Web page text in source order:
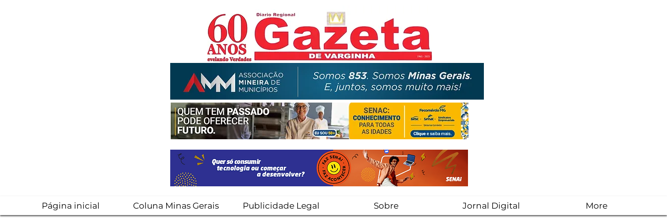
Página inicial Coluna Minas Gerais Publicidade Legal Sobre Jornal Digital More